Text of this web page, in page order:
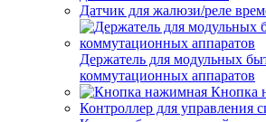
Датчик для жалюзи/реле
Держатель для модульных
коммутационных аппаратов
Кнопка
Контроллер для управления